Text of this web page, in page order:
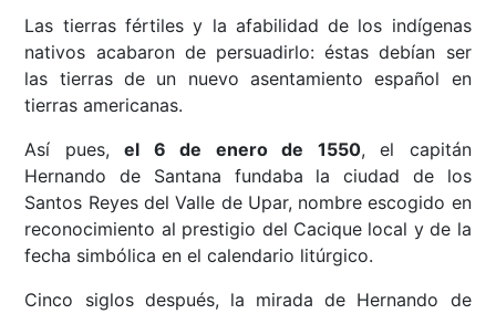
Las tierras fértiles y la afabilidad de los indígenas
nativos acabaron de persuadirlo: éstas debían ser
las tierras de un nuevo asentamiento español en
tierras americanas.
Así pues,el 6 de enero de 1550, el capitán
Hernando de Santana fundaba la ciudad de los
Santos Reyes del Valle de Upar, nombre escogido en
reconocimiento al prestigio del Cacique local y de la
fecha simbólica en el calendario litúrgico.
Cinco siglos después, la mirada de Hernando de